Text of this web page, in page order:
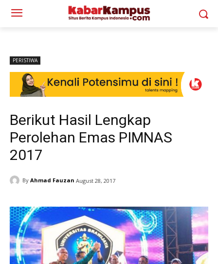
PERISTIWA
Berikut Hasil Lengkap
Perolehan Emas PIMNAS
2017
By Ahmad Fauzan August 28, 2017